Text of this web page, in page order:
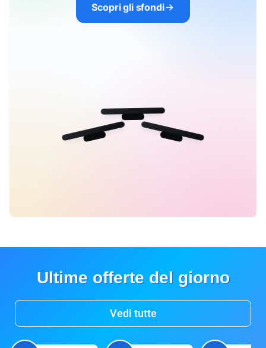
Scopri gli sfondi
Ultime offerte del giorno
Vedi tutte